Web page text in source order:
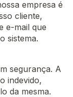
empresa é
cliente,
e-mail que
sistema.
segurança. A
indevido,
da mesma.